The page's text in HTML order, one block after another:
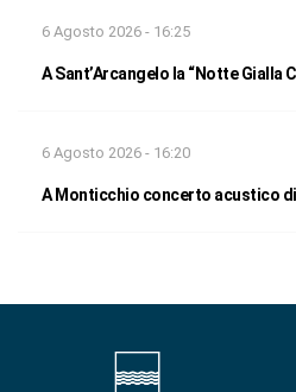
6 Agosto 2026 - 16:25
A Sant’Arcangelo la “Notte Gialla
6 Agosto 2026 - 16:20
A Monticchio concerto acustico